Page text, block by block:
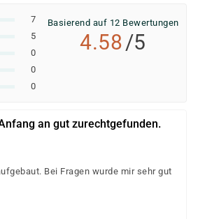
7
5
0
0
0
Basierend auf 12 Bewertungen
4.58/5
an gut zurechtgefunden.
Bei Fragen wurde mir sehr gut